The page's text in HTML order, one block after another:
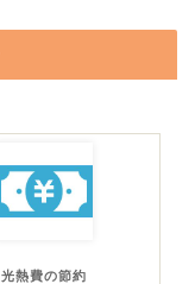
光熱費の節約